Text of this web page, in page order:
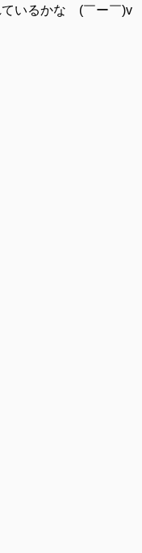
ているかな (￣ー￣)v